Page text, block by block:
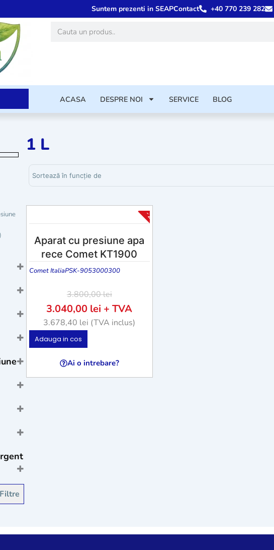
+40 770 239 282
Suntem prezenti in SEAPContact
ACASA DESPRE NOI SERVICE BLOG
1 L
Sortează produsele
-20%
Aparat cu presiune apa
rece Comet KT1900
Comet ItaliaPSK-9053000300
3.800,00lei
3.040,00 lei + TVA
3.678,40 lei (TVA inclus)
Adauga in cos
Ai o intrebare?